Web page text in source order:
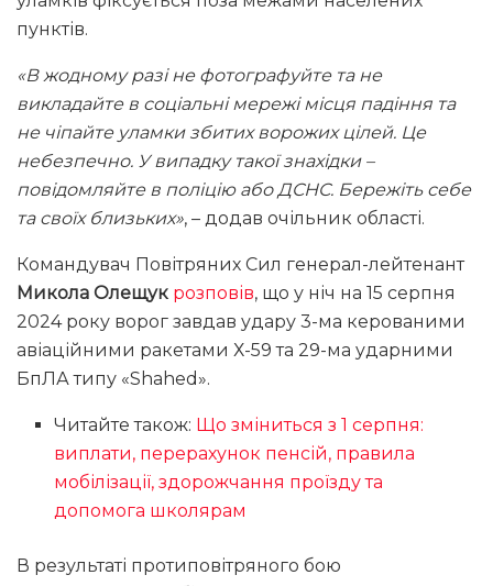
пунктів.
«В жодному разі не фотографуйте та не
викладайте в соціальні мережі місця падіння та
не чіпайте уламки збитих ворожих цілей. Це
небезпечно. У випадку такої знахідки –
повідомляйте в поліцію або ДСНС. Бережіть себе
та своїх близьких», – додав очільник області.
Командувач Повітряних Сил генерал-лейтенант
Микола Олещук розповів, що у ніч на 15 серпня
2024 року ворог завдав удару 3-ма керованими
авіаційними ракетами Х-59 та 29-ма ударними
БпЛА типу «Shahed».
Читайте також: Що зміниться з 1 серпня:
виплати, перерахунок пенсій, правила
мобілізації, здорожчання проїзду та
допомога школярам
В результаті протиповітряного бою